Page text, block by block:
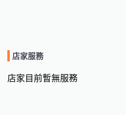
店家服務
店家目前暫無服務